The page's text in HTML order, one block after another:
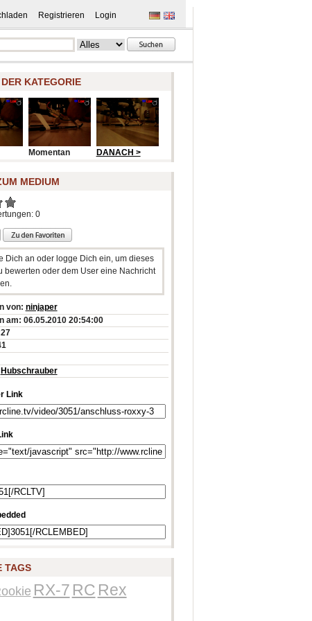
Registrieren Login
KATEGORIE
Momentan DANACH >
MEDIUM
0
Dich an oder logge Dich ein, um dieses
bewerten oder dem User eine Nachricht
von: ninjaper
am: 06.05.2010 20:54:00
Hubschrauber
Link
TAGS
RX-7 RC Rex